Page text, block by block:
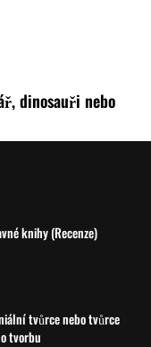
dinosauři nebo
knihy (Recenze)
tvůrce nebo tvůrce
tvorbu